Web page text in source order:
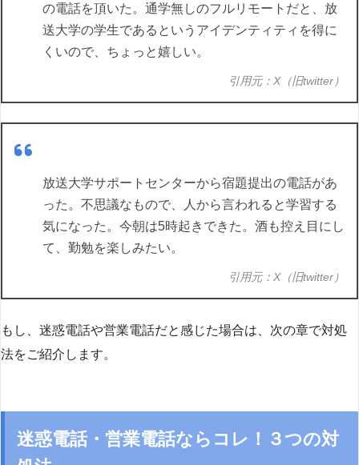
の電話を頂いた。通学無しのフルリモートだと、放
送大学の学生であるというアイデンティティを得に
くいので、ちょっと嬉しい。
引用元：X（旧twitter）
放送大学サポートセンターから宿題提出の電話があ
った。不思議なもので、人から言われると学習する
気になった。今朝は5時起きできた。酒も控え目にし
て、勤勉を楽しみたい。
引用元：X（旧twitter）
もし、迷惑電話や営業電話だと感じた場合は、次の章で対処
法をご紹介します。
迷惑電話・営業電話ならコレ！３つの対